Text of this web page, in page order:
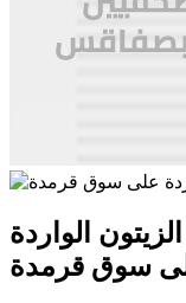
الواردة
سوق قرمدة